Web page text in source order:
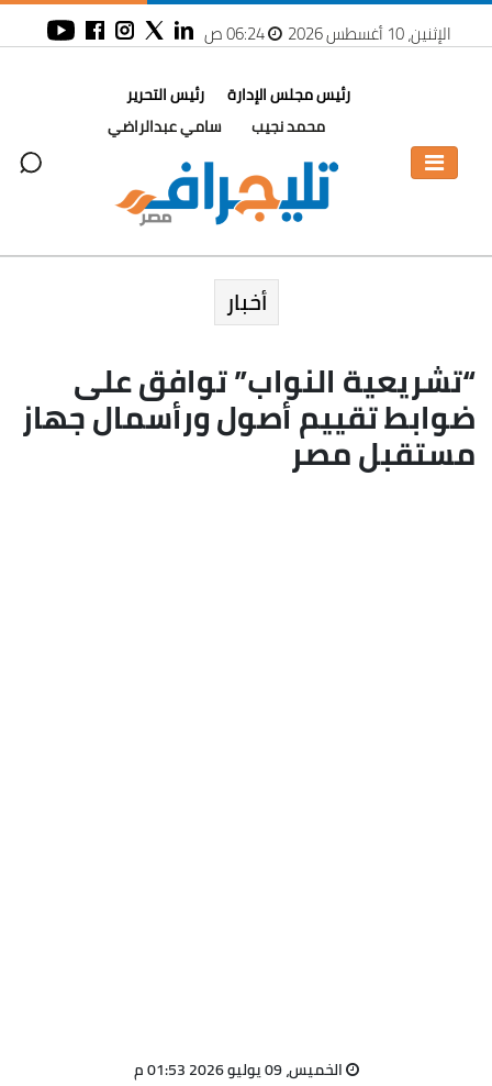
الإثنين، 10 أغسطس 2026 06:24 ص
رئيس مجلس الإدارة
محمد نجيب
رئيس التحرير
سامي عبدالراضي
أخبار
“تشريعية النواب” توافق على
ضوابط تقييم أصول ورأسمال جهاز
مستقبل مصر
الخميس، 09 يوليو 2026 01:53 م